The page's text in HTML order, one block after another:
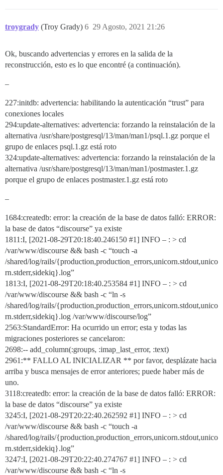
troygrady (Troy Grady) 29 Agosto, 2021 21:26
6
Ok, buscando advertencias y errores en la salida de la
reconstrucción, esto es lo que encontré (a continuación).
–
227:initdb: advertencia: habilitando la autenticación “trust” para
conexiones locales
294:update-alternatives: advertencia: forzando la reinstalación de la
alternativa /usr/share/postgresql/13/man/man1/psql.1.gz porque el
grupo de enlaces psql.1.gz está roto
324:update-alternatives: advertencia: forzando la reinstalación de la
alternativa /usr/share/postgresql/13/man/man1/postmaster.1.gz
porque el grupo de enlaces postmaster.1.gz está roto
–
1684:createdb: error: la creación de la base de datos falló: ERROR:
la base de datos “discourse” ya existe
1811:I, [2021-08-29T20:18:40.246150 #1] INFO – : > cd
/var/www/discourse && bash -c “touch -a
/shared/log/rails/{production,production_errors,unicorn.stdout,unico
rn.stderr,sidekiq}.log”
1813:I, [2021-08-29T20:18:40.253584 #1] INFO – : > cd
/var/www/discourse && bash -c “ln -s
/shared/log/rails/{production,production_errors,unicorn.stdout,unico
rn.stderr,sidekiq}.log /var/www/discourse/log”
2563:StandardError: Ha ocurrido un error; esta y todas las
migraciones posteriores se cancelaron:
2698:-- add_column(:groups, :imap_last_error, :text)
2961:** FALLO AL INICIALIZAR ** por favor, desplázate hacia
arriba y busca mensajes de error anteriores; puede haber más de
uno.
3118:createdb: error: la creación de la base de datos falló: ERROR:
la base de datos “discourse” ya existe
3245:I, [2021-08-29T20:22:40.262592 #1] INFO – : > cd
/var/www/discourse && bash -c “touch -a
/shared/log/rails/{production,production_errors,unicorn.stdout,unico
rn.stderr,sidekiq}.log”
3247:I, [2021-08-29T20:22:40.274767 #1] INFO – : > cd
/var/www/discourse && bash -c “ln -s